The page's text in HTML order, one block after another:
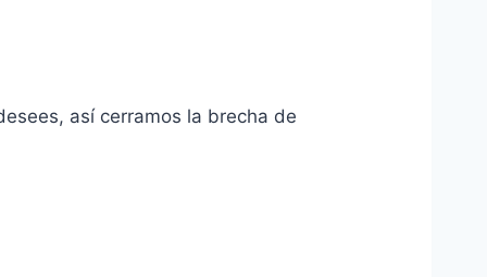
así cerramos la brecha de